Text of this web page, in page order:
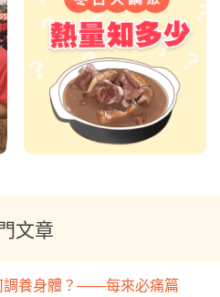
文章
調養身體？——每來必痛篇